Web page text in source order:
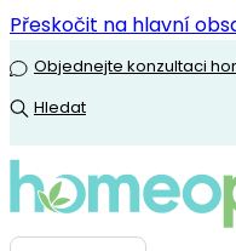
Přeskočit na hlavní
Objednejte konzultaci
Hledat